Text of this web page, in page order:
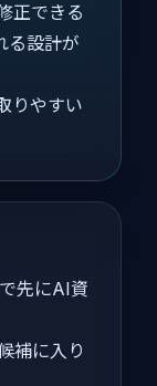
正できる
る設計が
りやすい
先にAI資
補に入り